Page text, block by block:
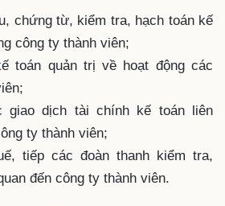
chứng từ, kiểm tra, hạch toán kế
công ty thành viên;
toán quản trị về hoạt động các
giao dịch tài chính kế toán liên
ty thành viên;
tiếp các đoàn thanh kiểm tra,
đến công ty thành viên.